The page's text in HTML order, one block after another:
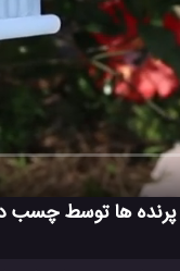
ها توسط چسب